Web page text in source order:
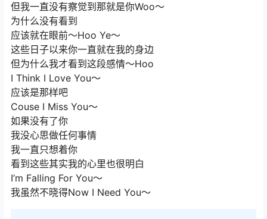
但我一直没有察觉到那就是你Woo～
为什么没有看到
应该就在眼前～Hoo Ye～
这些日子以来你一直就在我的身边
但为什么我才看到这段感情～Hoo
I Think I Love You～
应该是那样吧
Couse I Miss You～
如果没有了你
我没心思做任何事情
我一直只想着你
看到这些其实我的心里也很明白
I’m Falling For You～
我虽然不晓得Now I Need You～